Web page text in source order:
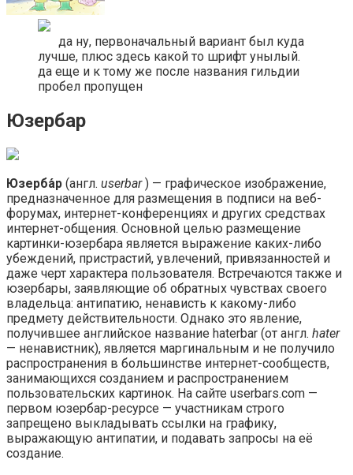
да ну, первоначальный вариант был куда
лучше, плюс здесь какой то шрифт унылый.
да еще и к тому же после названия гильдии
пробел пропущен
Юзербар
Юзерба́р (англ. userbar) — графическое изображение,
предназначенное для размещения в подписи на веб-
форумах, интернет-конференциях и других средствах
интернет-общения. Основной целью размещение
картинки-юзербара является выражение каких-либо
убеждений, пристрастий, увлечений, привязанностей и
даже черт характера пользователя. Встречаются также и
юзербары, заявляющие об обратных чувствах своего
владельца: антипатию, ненависть к какому-либо
предмету действительности. Однако это явление,
получившее английское название haterbar (от англ. hater
— ненавистник), является маргинальным и не получило
распространения в большинстве интернет-сообществ,
занимающихся созданием и распространением
пользовательских картинок. На сайте userbars.com —
первом юзербар-ресурсе — участникам строго
запрещено выкладывать ссылки на графику,
выражающую антипатии, и подавать запросы на её
создание.